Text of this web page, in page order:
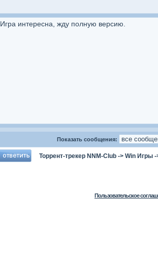
Игра интересна, жду полную версию.
Показать сообщения:
Торрент-трекер NNM-Club -> Win Игры
Пользовательское